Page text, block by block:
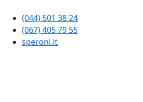
(044) 501 38 24
(067) 405 79 55
speroni.it